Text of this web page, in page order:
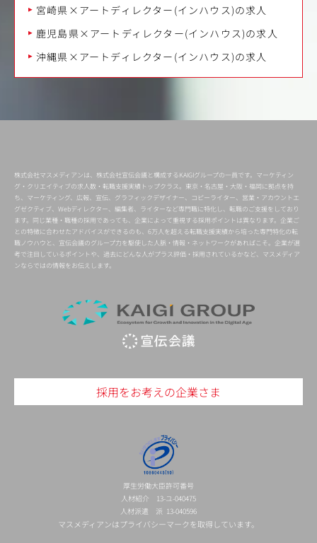
宮崎県×アートディレクター(インハウス)の求人
鹿児島県×アートディレクター(インハウス)の求人
沖縄県×アートディレクター(インハウス)の求人
株式会社マスメディアンは、株式会社宣伝会議と構成するKAIGIグループの一員です。マーケティン
グ・クリエイティブの求人数・転職支援実績トップクラス。東京・名古屋・大阪・福岡に拠点を持
ち、マーケティング、広報、宣伝、グラフィックデザイナー、コピーライター、営業・アカウントエ
グゼクティブ、Webディレクター、編集者、ライターなど専門職に特化し、転職のご支援をしており
ます。同じ業種・職種の採用であっても、企業によって重視する採用ポイントは異なります。企業ご
との特徴に合わせたアドバイスができるのも、6万人を超える転職支援実績から培った専門特化の転
職ノウハウと、宣伝会議のグループ力を駆使した人脈・情報・ネットワークがあればこそ。企業が選
考で注目しているポイントや、過去にどんな人がプラス評価・採用されているかなど、マスメディア
ンならではの情報をお伝えします。
採用をお考えの企業さま
厚生労働大臣許可番号
人材紹介 13-ユ-040475
人材派遣 派 13-040596
マスメディアンはプライバシーマークを取得しています。